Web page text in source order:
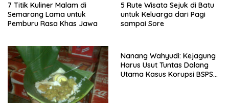
7 Titik Kuliner Malam di
Semarang Lama untuk
Pemburu Rasa Khas Jawa
5 Rute Wisata Sejuk di Batu
untuk Keluarga dari Pagi
sampai Sore
Nanang Wahyudi: Kejagung
Harus Usut Tuntas Dalang
Utama Kasus Korupsi BSPS